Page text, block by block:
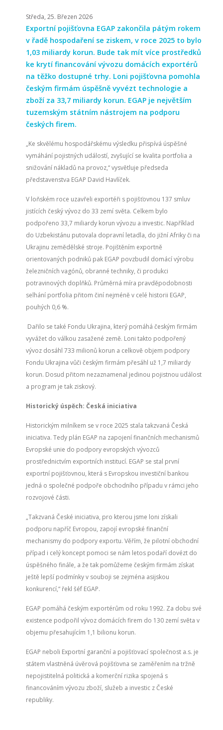
Středa, 25. Březen 2026
Exportní pojišťovna EGAP zakončila pátým rokem
v řadě hospodaření se ziskem, v roce 2025 to bylo
1,03 miliardy korun. Bude tak mít více prostředků
ke krytí financování vývozu domácích exportérů
na těžko dostupné trhy. Loni pojišťovna pomohla
českým firmám úspěšně vyvézt technologie a
zboží za 33,7 miliardy korun. EGAP je největším
tuzemským státním nástrojem na podporu
českých firem.
„Ke skvělému hospodářskému výsledku přispívá úspěšné
vymáhání pojistných událostí, zvyšující se kvalita portfolia a
snižování nákladů na provoz,“ vysvětluje předseda
představenstva EGAP David Havlíček.
V loňském roce uzavřeli exportéři s pojišťovnou 137 smluv
jistících český vývoz do 33 zemí světa. Celkem bylo
podpořeno 33,7 miliardy korun vývozu a investic. Například
do Uzbekistánu putovala dopravní letadla, do jižní Afriky či na
Ukrajinu zemědělské stroje. Pojištěním exportně
orientovaných podniků pak EGAP povzbudil domácí výrobu
železničních vagónů, obranné techniky, či produkci
potravinových doplňků. Průměrná míra pravděpodobnosti
selhání portfolia přitom činí nejméně v celé historii EGAP,
pouhých 0,6 %.
Dařilo se také Fondu Ukrajina, který pomáhá českým firmám
vyvážet do válkou zasažené země. Loni takto podpořený
vývoz dosáhl 733 milionů korun a celkově objem podpory
Fondu Ukrajina vůči českým firmám přesáhl už 1,7 miliardy
korun. Dosud přitom nezaznamenal jedinou pojistnou událost
a program je tak ziskový.
Historický úspěch: Česká iniciativa
Historickým milníkem se v roce 2025 stala takzvaná Česká
iniciativa. Tedy plán EGAP na zapojení finančních mechanismů
Evropské unie do podpory evropských vývozců
prostřednictvím exportních institucí. EGAP se stal první
exportní pojišťovnou, která s Evropskou investiční bankou
jedná o společné podpoře obchodního případu v rámci jeho
rozvojové části.
„Takzvaná České iniciativa, pro kterou jsme loni získali
podporu napříč Evropou, zapojí evropské finanční
mechanismy do podpory exportu. Věřím, že pilotní obchodní
případ i celý koncept pomoci se nám letos podaří dovézt do
úspěšného finále, a že tak pomůžeme českým firmám získat
ještě lepší podmínky v souboji se zejména asijskou
konkurencí,“ řekl šéf EGAP.
EGAP pomáhá českým exportérům od roku 1992. Za dobu své
existence podpořil vývoz domácích firem do 130 zemí světa v
objemu přesahujícím 1,1 bilionu korun.
EGAP neboli Exportní garanční a pojišťovací společnost a.s. je
státem vlastněná úvěrová pojišťovna se zaměřením na tržně
nepojistitelná politická a komerční rizika spojená s
financováním vývozu zboží, služeb a investic z České
republiky.